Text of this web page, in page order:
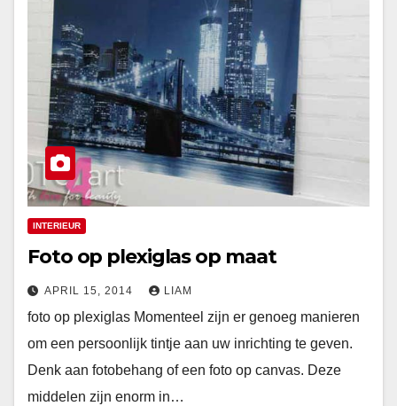
INTERIEUR
Foto op plexiglas op maat
APRIL 15, 2014 LIAM
foto op plexiglas Momenteel zijn er genoeg manieren
om een persoonlijk tintje aan uw inrichting te geven.
Denk aan fotobehang of een foto op canvas. Deze
middelen zijn enorm in…